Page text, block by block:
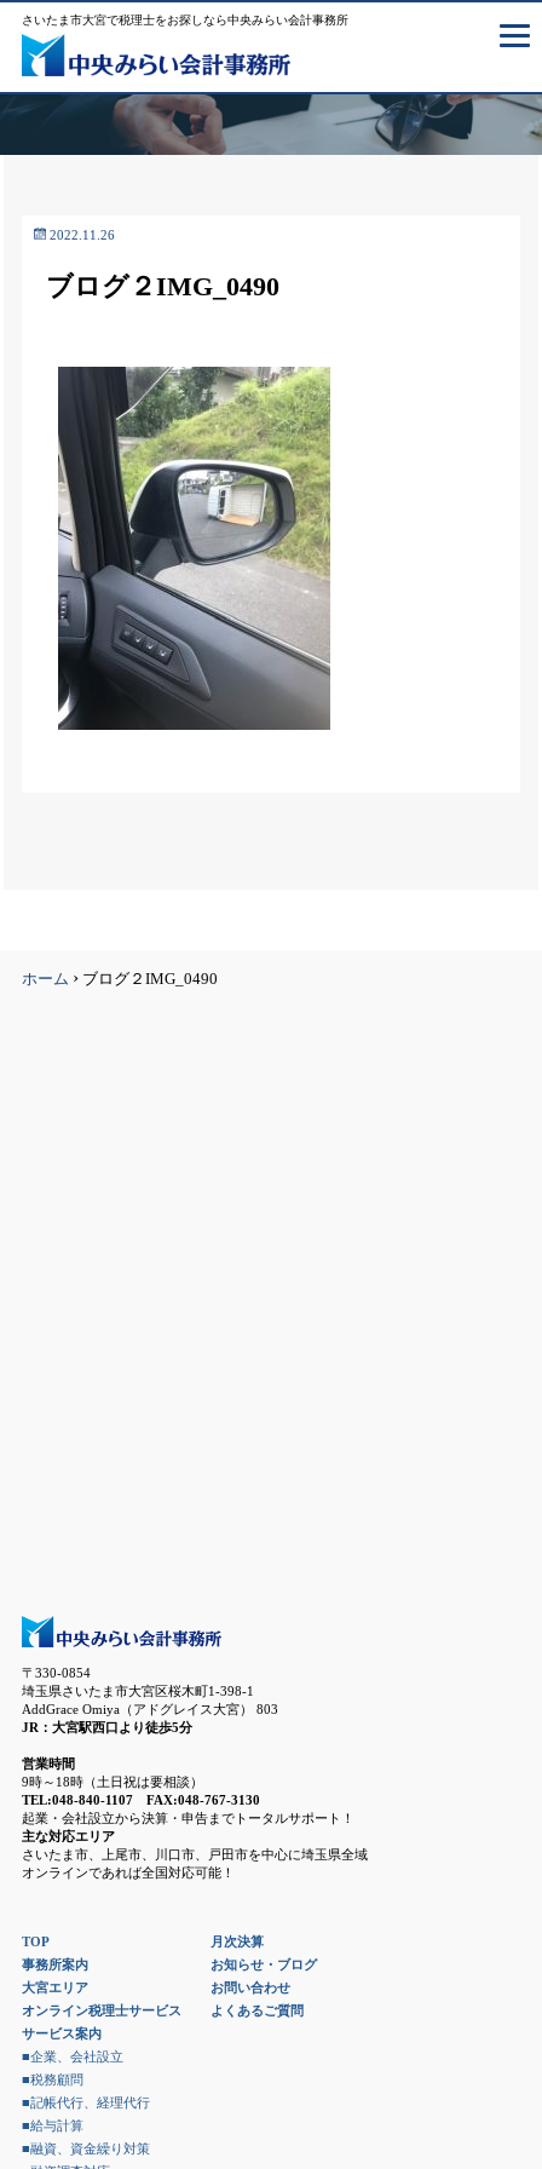
さいたま市大宮で税理士をお探しなら中央みらい会計事務所
2022.11.26
ブログ２IMG_0490
ホーム ›ブログ２IMG_0490
〒330-0854
埼玉県さいたま市大宮区桜木町1-398-1
AddGrace Omiya（アドグレイス大宮） 803
JR：大宮駅西口より徒歩5分
営業時間
9時～18時（土日祝は要相談）
TEL:048-840-1107 FAX:048-767-3130
起業・会社設立から決算・申告までトータルサポート！
主な対応エリア
さいたま市、上尾市、川口市、戸田市を中心に埼玉県全域
オンラインであれば全国対応可能！
TOP
事務所案内
大宮エリア
オンライン税理士サービス
サービス案内
■企業、会社設立
■税務顧問
■記帳代行、経理代行
■給与計算
■融資、資金繰り対策
月次決算
お知らせ・ブログ
お問い合わせ
よくあるご質問